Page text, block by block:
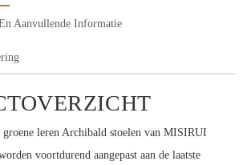
Aanvullende Informatie
leren Archibald stoelen van MISIRUI
voortdurend aangepast aan de laatste